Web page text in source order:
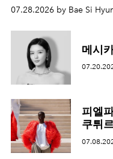
07.28.2026 by Bae Si
메시
피엘
쿠튀